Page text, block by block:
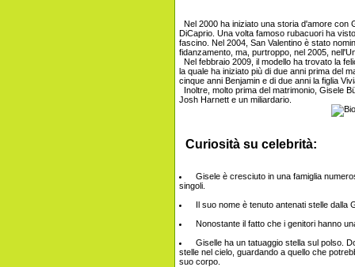
Nel 2000 ha iniziato una storia d'amore con
DiCaprio. Una volta famoso rubacuori ha
fascino. Nel 2004, San Valentino è stato
fidanzamento, ma, purtroppo, nel 2005,
Nel febbraio 2009, il modello ha trovato la
la quale ha iniziato più di due anni prima del
cinque anni Benjamin e di due anni la figlia
Inoltre, molto prima del matrimonio, Gisele
Josh Harnett e un miliardario.
Curiosità su celebrità:
Gisele è cresciuto in una famiglia
singoli.
Il suo nome è tenuto antenati stelle dalla
Nonostante il fatto che i genitori hanno
Giselle ha un tatuaggio stella sul polso.
stelle nel cielo, guardando a quello che
suo corpo.